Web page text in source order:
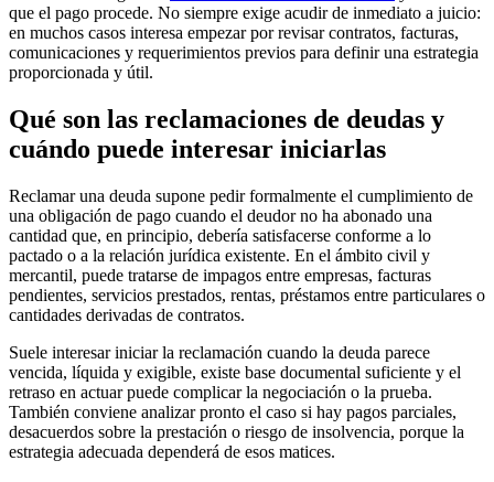
que el pago procede. No siempre exige acudir de inmediato a juicio:
en muchos casos interesa empezar por revisar contratos, facturas,
comunicaciones y requerimientos previos para definir una estrategia
proporcionada y útil.
Qué son las reclamaciones de deudas y
cuándo puede interesar iniciarlas
Reclamar una deuda supone pedir formalmente el cumplimiento de
una obligación de pago cuando el deudor no ha abonado una
cantidad que, en principio, debería satisfacerse conforme a lo
pactado o a la relación jurídica existente. En el ámbito civil y
mercantil, puede tratarse de impagos entre empresas, facturas
pendientes, servicios prestados, rentas, préstamos entre particulares o
cantidades derivadas de contratos.
Suele interesar iniciar la reclamación cuando la deuda parece
vencida, líquida y exigible, existe base documental suficiente y el
retraso en actuar puede complicar la negociación o la prueba.
También conviene analizar pronto el caso si hay pagos parciales,
desacuerdos sobre la prestación o riesgo de insolvencia, porque la
estrategia adecuada dependerá de esos matices.